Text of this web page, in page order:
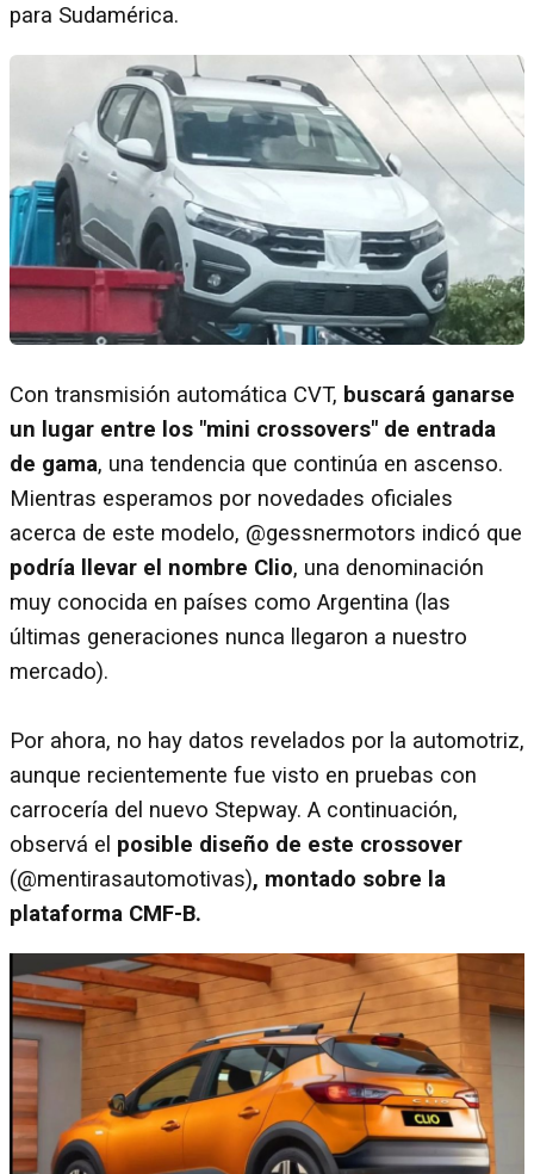
para Sudamérica.
Con transmisión automática CVT, buscará ganarse
un lugar entre los "mini crossovers" de entrada
de gama, una tendencia que continúa en ascenso.
Mientras esperamos por novedades oficiales
acerca de este modelo, @gessnermotors indicó que
podría llevar el nombre Clio, una denominación
muy conocida en países como Argentina (las
últimas generaciones nunca llegaron a nuestro
mercado).
Por ahora, no hay datos revelados por la automotriz,
aunque recientemente fue visto en pruebas con
carrocería del nuevo Stepway. A continuación,
observá el posible diseño de este crossover
(@mentirasautomotivas), montado sobre la
plataforma CMF-B.